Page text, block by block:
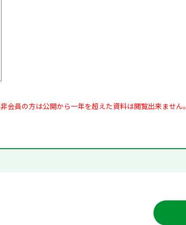
非会員の方は公開から一年を超えた資料は閲覧出来ません。